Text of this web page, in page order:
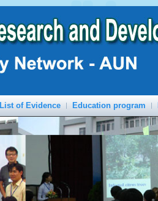
List of Evidence Education program